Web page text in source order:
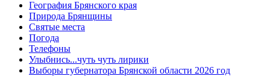
География Брянского края
Природа Брянщины
Святые места
Погода
Телефоны
Улыбнись...чуть чуть лирики
Выборы губернатора Брянской области 2026 год